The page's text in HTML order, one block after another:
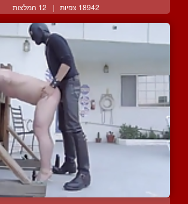
18942 צפיות | 12 המלצות